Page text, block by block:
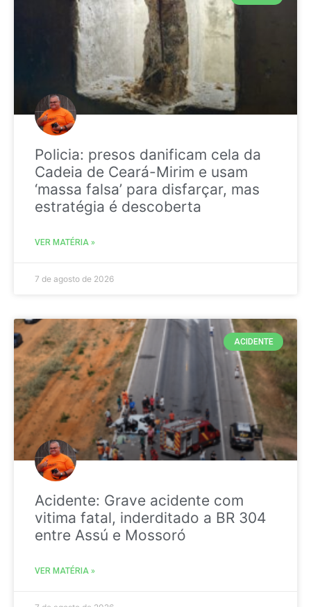
Policia: presos danificam cela da
Cadeia de Ceará-Mirim e usam
‘massa falsa’ para disfarçar, mas
estratégia é descoberta
VER MATÉRIA »
7 de agosto de 2026
ACIDENTE
Acidente: Grave acidente com
vitima fatal, inderditado a BR 304
entre Assú e Mossoró
VER MATÉRIA »